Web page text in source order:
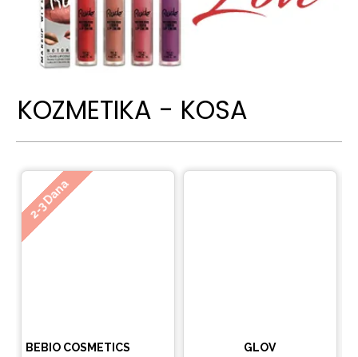
KOZMETIKA - KOSA
2-3 Dana
BEBIO COSMETICS
GLOV